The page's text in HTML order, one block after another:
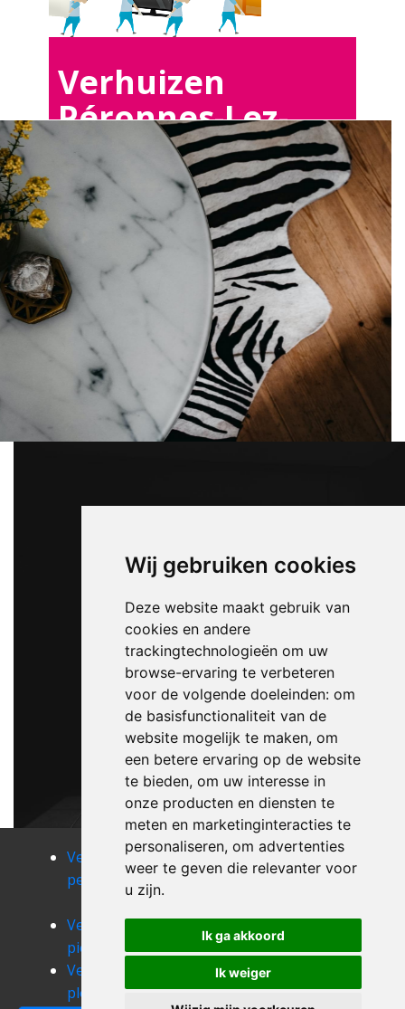
Wij gebruiken cookies
Deze website maakt gebruik van
cookies en andere
trackingtechnologieën om uw
browse-ervaring te verbeteren
voor de volgende doeleinden: om
de basisfunctionaliteit van de
website mogelijk te maken, om
een betere ervaring op de website
te bieden, om uw interesse in
onze producten en diensten te
meten en marketinginteracties te
personaliseren, om advertenties
weer te geven die relevanter voor
u zijn.
Ik ga akkoord
Ik weiger
Verhuizen
Péronnes-Lez-
Binche
Verhuizen
peruwelz
Verhuizen
petit-roeulx-
Verhuizen
petit-roeulx-
Verhuizen
pieton
Verhuizen
pipaix
Verhuizen
pironchamps
Verhuizen
ploegsteert
Verhuizen
pommeroeul
Verhuizen
pont-a-celles